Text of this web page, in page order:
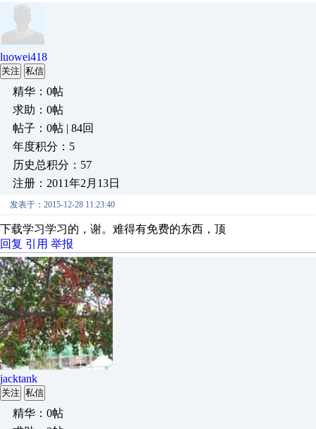
luowei418
关注 私信
精华：0帖
求助：0帖
帖子：0帖 | 84回
年度积分：5
历史总积分：57
注册：2011年2月13日
发表于：2015-12-28 11:23:40
下载学习学习的，谢。难得有免费的东西，顶
回复 引用 举报
jacktank
关注 私信
精华：0帖